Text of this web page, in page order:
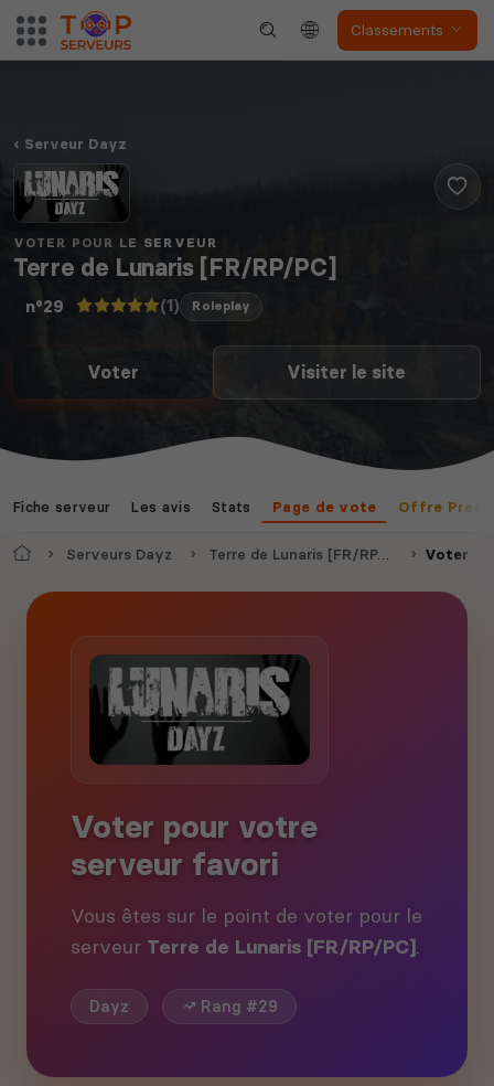
Classements
Serveur Dayz
VOTER POUR LE SERVEUR
Terre de Lunaris [FR/RP/PC]
n°29 (1) Roleplay
Voter Visiter le site
Fiche serveur Les avis Stats Page de vote Offre
AccueilServeurs Dayz Terre de Lunaris [FR/RP/PC] Voter
Voter pour votre
serveur favori
Vous êtes sur le point de voter pour le
serveur Terre de Lunaris [FR/RP/PC].
Dayz Rang #29